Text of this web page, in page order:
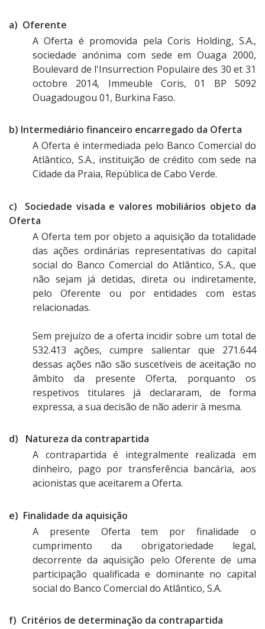
a) Oferente
A Oferta é promovida pela Coris Holding, S.A.,
sociedade anónima com sede em Ouaga 2000,
Boulevard de l'Insurrection Populaire des 30 et 31
octobre 2014, Immeuble Coris, 01 BP 5092
Ouagadougou 01, Burkina Faso.
b) Intermediário financeiro encarregado da Oferta
A Oferta é intermediada pelo Banco Comercial do
Atlântico, S.A., instituição de crédito com sede na
Cidade da Praia, República de Cabo Verde.
c) Sociedade visada e valores mobiliários objeto da
Oferta
A Oferta tem por objeto a aquisição da totalidade
das ações ordinárias representativas do capital
social do Banco Comercial do Atlântico, S.A., que
não sejam já detidas, direta ou indiretamente,
pelo Oferente ou por entidades com estas
relacionadas.
Sem prejuízo de a oferta incidir sobre um total de
532.413 ações, cumpre salientar que 271.644
dessas ações não são suscetíveis de aceitação no
âmbito da presente Oferta, porquanto os
respetivos titulares já declararam, de forma
expressa, a sua decisão de não aderir à mesma.
d) Natureza da contrapartida
A contrapartida é integralmente realizada em
dinheiro, pago por transferência bancária, aos
acionistas que aceitarem a Oferta.
e) Finalidade da aquisição
A presente Oferta tem por finalidade o
cumprimento da obrigatoriedade legal,
decorrente da aquisição pelo Oferente de uma
participação qualificada e dominante no capital
social do Banco Comercial do Atlântico, S.A.
f) Critérios de determinação da contrapartida